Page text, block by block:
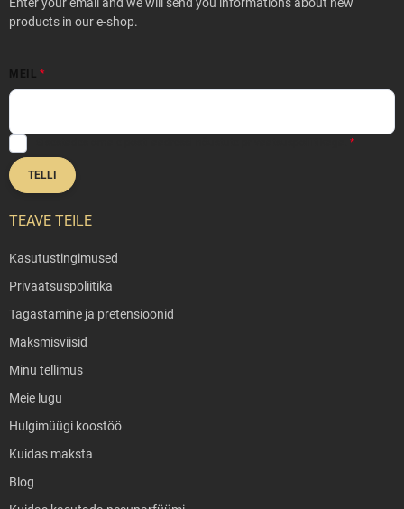
products in our e-shop.
MEIL
TELLI
TEAVE TEILE
Kasutustingimused
Privaatsuspoliitika
Tagastamine ja pretensioonid
Maksmisviisid
Minu tellimus
Meie lugu
Hulgimüügi koostöö
Kuidas maksta
Blog